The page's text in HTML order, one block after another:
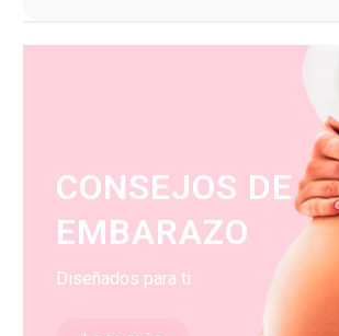
CONSEJOS DE
EMBARAZO
Diseñados para ti